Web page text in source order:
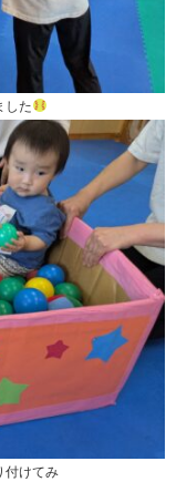
した
付けてみ